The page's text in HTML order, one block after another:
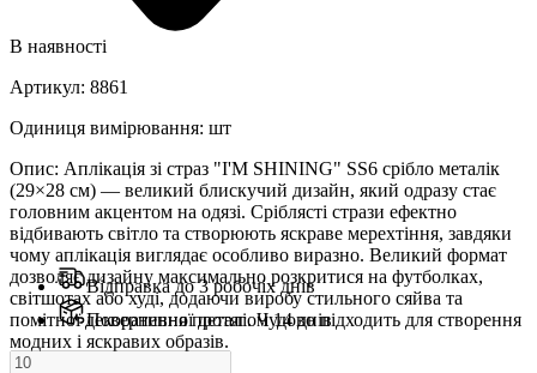
В наявності
Артикул: 8861
Одиниця вимірювання: шт
Опис: Аплікація зі страз "I'M SHINING" SS6 срібло металік
(29×28 см) — великий блискучий дизайн, який одразу стає
головним акцентом на одязі. Сріблясті стрази ефектно
відбивають світло та створюють яскраве мерехтіння, завдяки
чому аплікація виглядає особливо виразно. Великий формат
дозволяє дизайну максимально розкритися на футболках,
світшотах або худі, додаючи виробу стильного сяйва та
помітної декоративної деталі. Чудово підходить для створення
модних і яскравих образів.
Відправка до 3 робочіх днів
Повернення протягом 14 днів